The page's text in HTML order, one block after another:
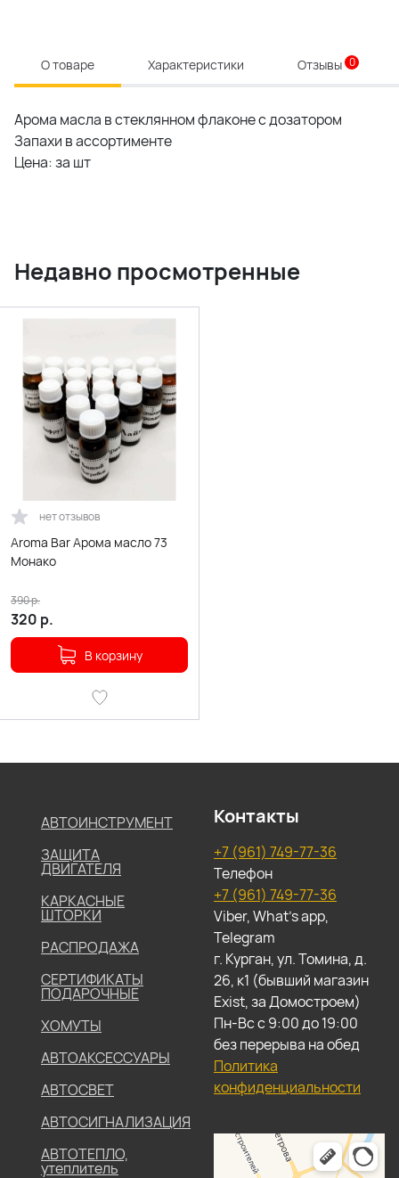
О товаре Характеристики Отзывы 0
Арома масла в стеклянном флаконе с дозатором
Запахи в ассортименте
Цена: за шт
Недавно просмотренные
нет отзывов
Aroma Bar Арома масло 73
Монако
320 р.
390р.
В корзину
АВТОИНСТРУМЕНТ
ЗАЩИТА
ДВИГАТЕЛЯ
КАРКАСНЫЕ
ШТОРКИ
РАСПРОДАЖА
СЕРТИФИКАТЫ
ПОДАРОЧНЫЕ
ХОМУТЫ
АВТОАКСЕССУАРЫ
АВТОСВЕТ
АВТОСИГНАЛИЗАЦИЯ
АВТОТЕПЛО,
утеплитель
Контакты
+7 (961) 749-77-36
Телефон
+7 (961) 749-77-36
Viber, What's app,
Telegram
г. Курган, ул. Томина, д.
26, к1 (бывший магазин
Exist, за Домостроем)
Пн-Вс с 9:00 до 19:00
без перерыва на обед
Политика
конфиденциальности